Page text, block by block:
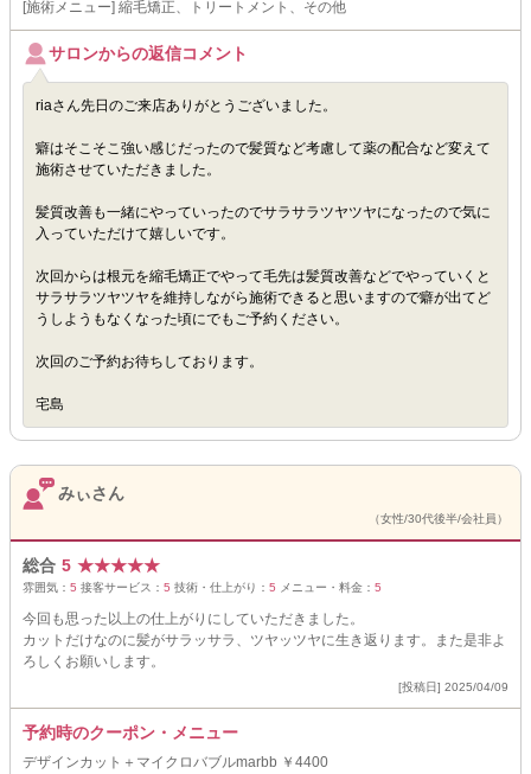
[施術メニュー] 縮毛矯正、トリートメント、その他
サロンからの返信コメント
riaさん先日のご来店ありがとうございました。
癖はそこそこ強い感じだったので髪質など考慮して薬の配合など変えて
施術させていただきました。
髪質改善も一緒にやっていったのでサラサラツヤツヤになったので気に
入っていただけて嬉しいです。
次回からは根元を縮毛矯正でやって毛先は髪質改善などでやっていくと
サラサラツヤツヤを維持しながら施術できると思いますので癖が出てど
うしようもなくなった頃にでもご予約ください。
次回のご予約お待ちしております。
宅島
みぃさん
（女性/30代後半/会社員）
総合 5 ★★★★★
雰囲気： 5 接客サービス： 5 技術・仕上がり： 5 メニュー・料金： 5
今回も思った以上の仕上がりにしていただきました。
カットだけなのに髪がサラッサラ、ツヤッツヤに生き返ります。また是非よ
ろしくお願いします。
[投稿日] 2025/04/09
予約時のクーポン・メニュー
デザインカット＋マイクロバブルmarbb ￥4400